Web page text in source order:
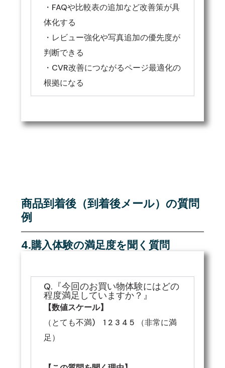
・FAQや比較表の追加など改善策が具
体化する
・レビュー強化や写真追加の優先度が
判断できる
・CVR改善につながるページ最適化の
根拠になる
商品到着後（到着後メール）の質問
例
4.購入体験の満足度を聞く質問
Q.『今回のお買い物体験にはどの
程度満足していますか？』
【数値スケール】
（とても不満) 1 2 3 4 5 （非常に満
足）